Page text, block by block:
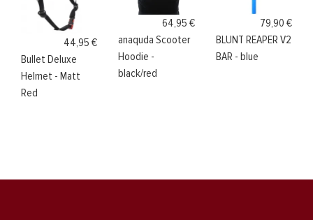
44,95 €
Bullet Deluxe
Helmet - Matt
Red
64,95 €
anaquda Scooter
Hoodie -
black/red
79,90 €
BLUNT REAPER V2
BAR - blue